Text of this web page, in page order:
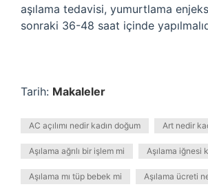
aşılama tedavisi, yumurtlama
sonraki 36-48 saat içinde
Tarih: Makaleler
AC açılımı nedir kadın doğum Art nedir
Aşılama ağrılı bir işlem mi Aşılama iğnesi
Aşılama mı tüp bebek mi Aşılama ücreti